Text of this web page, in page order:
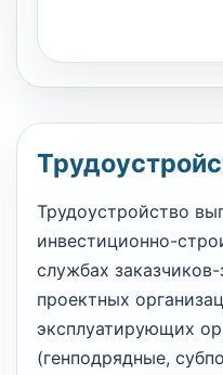
Трудоустройство
инвестиционно-
службах
проектных
эксплуатирующих
(генподрядные,